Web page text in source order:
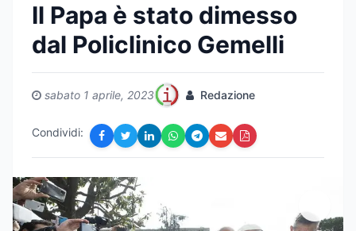
Il Papa è stato dimesso
dal Policlinico Gemelli
sabato 1 aprile, 2023 Redazione
Condividi: